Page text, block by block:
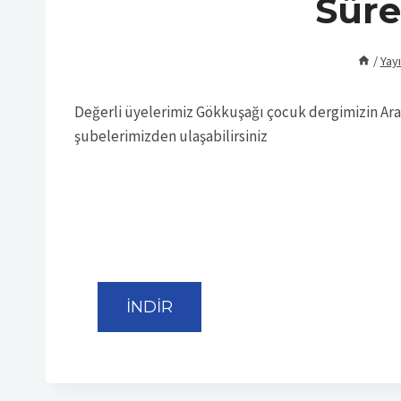
/
Değerli üyelerimiz Gökkuşağı çocuk dergimizin
şubelerimizden ulaşabilirsiniz
İNDİR